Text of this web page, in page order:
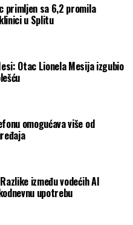
primljen sa 6,2 promila
u Splitu
Otac Lionela Mesija izgubio
omogućava više od
između vodećih AI
upotrebu